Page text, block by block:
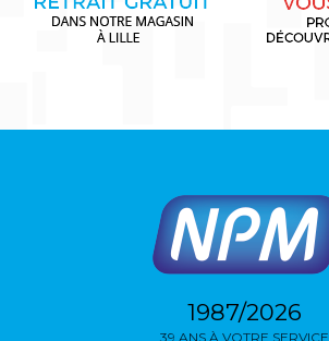
1987/2026
39 ANS À VOTRE SERVICE